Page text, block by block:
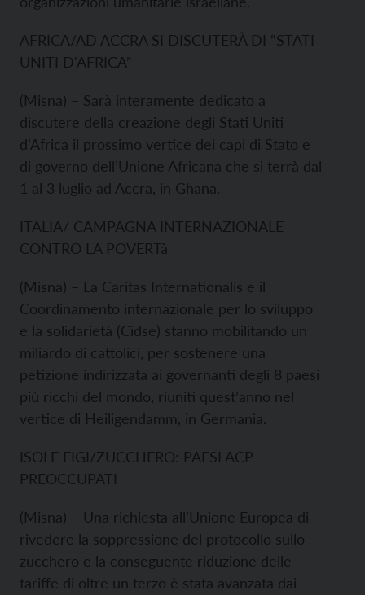
AFRICA/AD ACCRA SI DISCUTERÀ DI “STATI
UNITI D'AFRICA”
(Misna) – Sarà interamente dedicato a
discutere della creazione degli Stati Uniti
d’Africa il prossimo vertice dei capi di Stato e
di governo dell’Unione Africana che si terrà dal
1 al 3 luglio ad Accra, in Ghana.
ITALIA/ CAMPAGNA INTERNAZIONALE
CONTRO LA POVERTà
(Misna) – La Caritas Internationalis e il
Coordinamento internazionale per lo sviluppo
e la solidarietà (Cidse) stanno mobilitando un
miliardo di cattolici, per sostenere una
petizione indirizzata ai governanti degli 8 paesi
più ricchi del mondo, riuniti quest’anno nel
vertice di Heiligendamm, in Germania.
ISOLE FIGI/ZUCCHERO: PAESI ACP
PREOCCUPATI
(Misna) – Una richiesta all’Unione Europea di
rivedere la soppressione del protocollo sullo
zucchero e la conseguente riduzione delle
tariffe di oltre un terzo è stata avanzata dai